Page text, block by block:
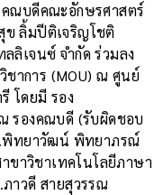
คณบดีคณะอักษรศาสตร์
ข ลิ้มปีติเจริญโชติ
ลิเจนซ์ จำกัด ร่วมลง
าการ (MOU) ณ ศูนย์
โดยมี รอง
รองคณบดี (รับผิดชอบ
.พิทยาวัฒน์ พิทยาภรณ์
าวิชาเทคโนโลยีภาษา
าวดี สายสุวรรณ